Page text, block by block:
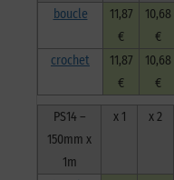
boucle
11,87
€
10,68
€
crochet
11,87
€
10,68
€
PS14 –
150mm x
1m
x 1 x 2